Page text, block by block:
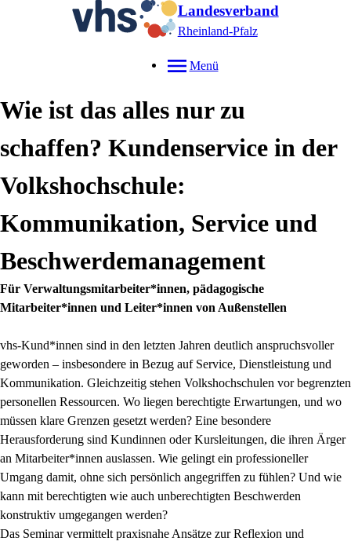
Landesverband
Rheinland-Pfalz
Menü
Wie ist das alles nur zu
schaffen? Kundenservice in der
Volkshochschule:
Kommunikation, Service und
Beschwerdemanagement
Für Verwaltungsmitarbeiter*innen, pädagogische
Mitarbeiter*innen und Leiter*innen von Außenstellen
vhs-Kund*innen sind in den letzten Jahren deutlich anspruchsvoller
geworden – insbesondere in Bezug auf Service, Dienstleistung und
Kommunikation. Gleichzeitig stehen Volkshochschulen vor begrenzten
personellen Ressourcen. Wo liegen berechtigte Erwartungen, und wo
müssen klare Grenzen gesetzt werden? Eine besondere
Herausforderung sind Kundinnen oder Kursleitungen, die ihren Ärger
an Mitarbeiter*innen auslassen. Wie gelingt ein professioneller
Umgang damit, ohne sich persönlich angegriffen zu fühlen? Und wie
kann mit berechtigten wie auch unberechtigten Beschwerden
konstruktiv umgegangen werden?
Das Seminar vermittelt praxisnahe Ansätze zur Reflexion und